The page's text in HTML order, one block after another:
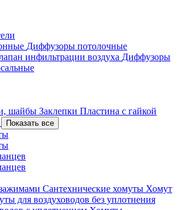
Диффузоры потолочные
инфильтрации воздуха Диффузоры
шайбы Заклепки Пластина с гайкой
Показать все
Сантехнические хомуты Хомут
для воздуховодов без уплотнения